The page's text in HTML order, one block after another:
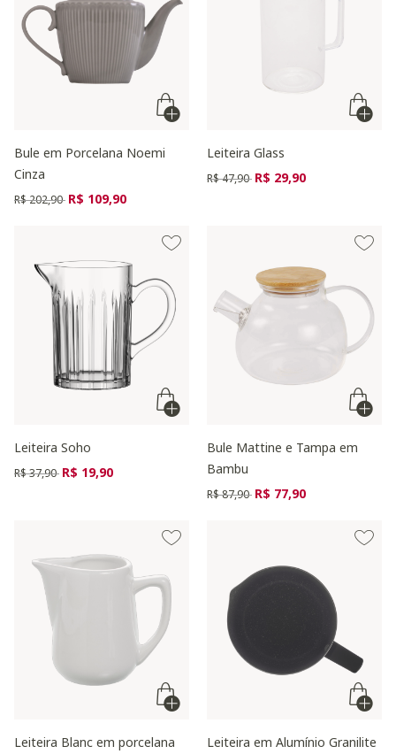
Bule em Porcelana Noemi
Cinza
Preço reduzido de
R$ 202,90 para
R$ 109,90
Leiteira Glass
Preço reduzido de
R$ 47,90 para
R$ 29,90
Leiteira Soho
Preço reduzido de
R$ 37,90 para
R$ 19,90
Bule Mattine e Tampa em
Bambu
Preço reduzido de
R$ 87,90 para
R$ 77,90
Leiteira Blanc em porcelana
Leiteira em Alumínio Granilite